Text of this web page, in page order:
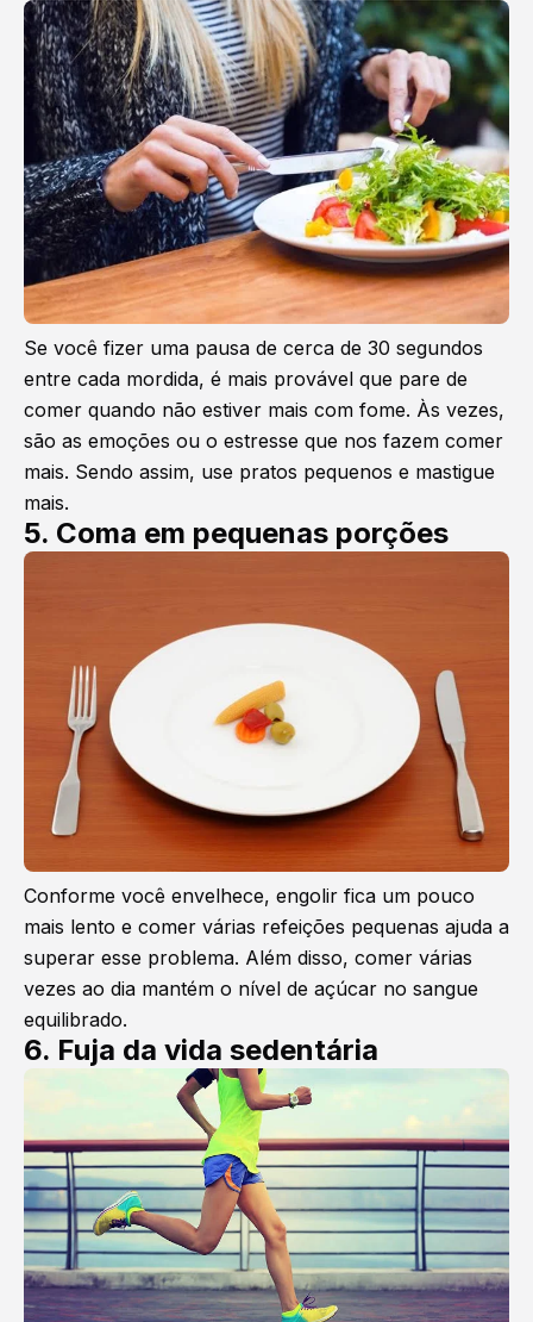
Se você fizer uma pausa de cerca de 30 segundos
entre cada mordida, é mais provável que pare de
comer quando não estiver mais com fome. Às vezes,
são as emoções ou o estresse que nos fazem comer
mais. Sendo assim, use pratos pequenos e mastigue
mais.
5. Coma em pequenas porções
Conforme você envelhece, engolir fica um pouco
mais lento e comer várias refeições pequenas ajuda a
superar esse problema. Além disso, comer várias
vezes ao dia mantém o nível de açúcar no sangue
equilibrado.
6. Fuja da vida sedentária